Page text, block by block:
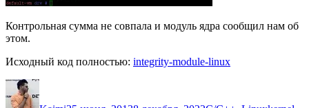
Контрольная сумма не совпала и модуль ядра сообщил нам об
этом.
Исходный код полностью: integrity-module-linux
Автор